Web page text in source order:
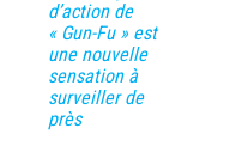
d’action de
« Gun-Fu » est
une nouvelle
sensation à
surveiller de
près